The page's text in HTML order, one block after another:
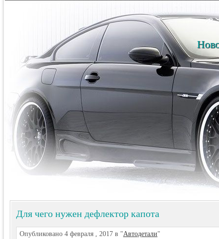
Для чего нужен дефлектор капота
Опубликовано 4 февраля , 2017 в "Автодетали"